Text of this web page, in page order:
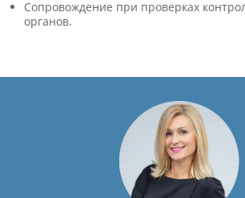
Сопровождение при проверках
органов.